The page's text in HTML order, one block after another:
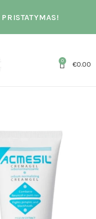
0 €0.00